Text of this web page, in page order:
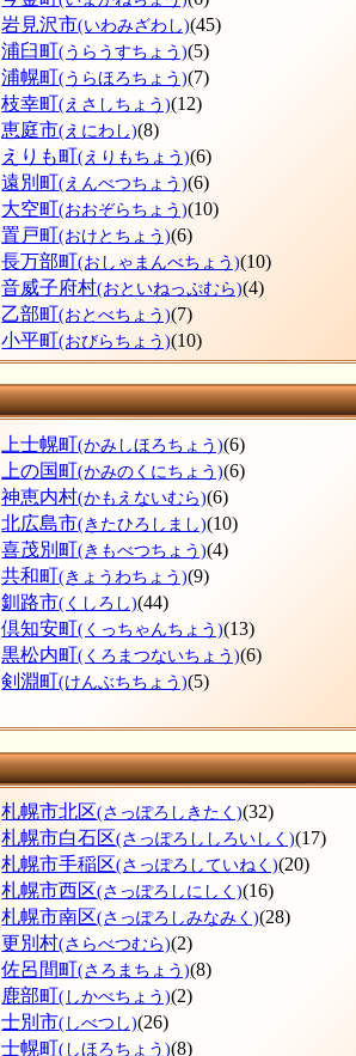
岩見沢市(いわみざわし)(45)
浦臼町(うらうすちょう)(5)
浦幌町(うらほろちょう)(7)
枝幸町(えさしちょう)(12)
恵庭市(えにわし)(8)
えりも町(えりもちょう)(6)
遠別町(えんべつちょう)(6)
大空町(おおぞらちょう)(10)
置戸町(おけとちょう)(6)
長万部町(おしゃまんべちょう)(10)
音威子府村(おといねっぷむら)(4)
乙部町(おとべちょう)(7)
小平町(おびらちょう)(10)
上士幌町(かみしほろちょう)(6)
上の国町(かみのくにちょう)(6)
神恵内村(かもえないむら)(6)
北広島市(きたひろしまし)(10)
喜茂別町(きもべつちょう)(4)
共和町(きょうわちょう)(9)
釧路市(くしろし)(44)
倶知安町(くっちゃんちょう)(13)
黒松内町(くろまつないちょう)(6)
剣淵町(けんぶちちょう)(5)
札幌市北区(さっぽろしきたく)(32)
札幌市白石区(さっぽろししろいしく)(17)
札幌市手稲区(さっぽろしていねく)(20)
札幌市西区(さっぽろしにしく)(16)
札幌市南区(さっぽろしみなみく)(28)
更別村(さらべつむら)(2)
佐呂間町(さろまちょう)(8)
鹿部町(しかべちょう)(2)
士別市(しべつし)(26)
士幌町(しほろちょう)(8)